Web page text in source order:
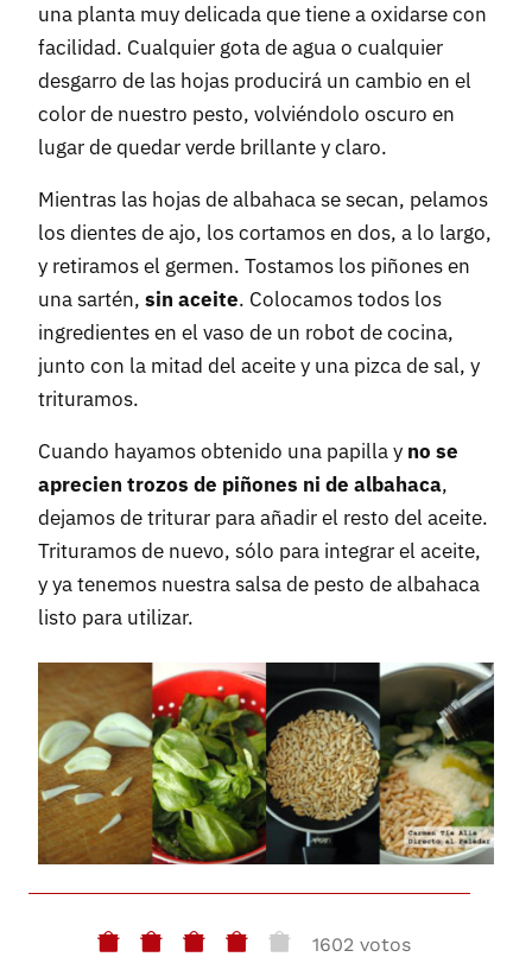
una planta muy delicada que tiene a oxidarse con
facilidad. Cualquier gota de agua o cualquier
desgarro de las hojas producirá un cambio en el
color de nuestro pesto, volviéndolo oscuro en
lugar de quedar verde brillante y claro.
Mientras las hojas de albahaca se secan, pelamos
los dientes de ajo, los cortamos en dos, a lo largo,
y retiramos el germen. Tostamos los piñones en
una sartén, sin aceite. Colocamos todos los
ingredientes en el vaso de un robot de cocina,
junto con la mitad del aceite y una pizca de sal, y
trituramos.
Cuando hayamos obtenido una papilla y no se
aprecien trozos de piñones ni de albahaca,
dejamos de triturar para añadir el resto del aceite.
Trituramos de nuevo, sólo para integrar el aceite,
y ya tenemos nuestra salsa de pesto de albahaca
listo para utilizar.
1602 votos